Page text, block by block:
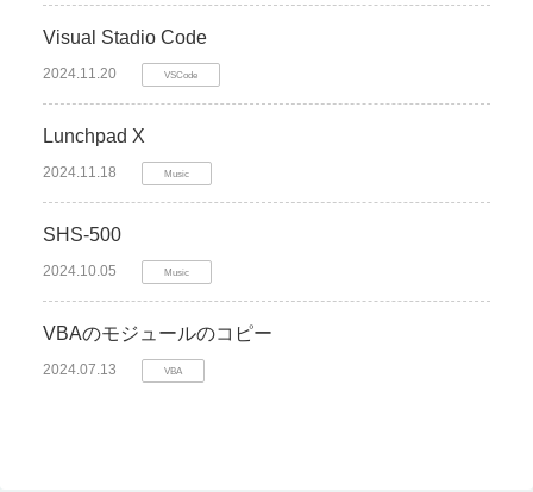
Visual Stadio Code
2024.11.20 VSCode
Lunchpad X
2024.11.18 Music
SHS-500
2024.10.05 Music
VBAのモジュールのコピー
2024.07.13 VBA